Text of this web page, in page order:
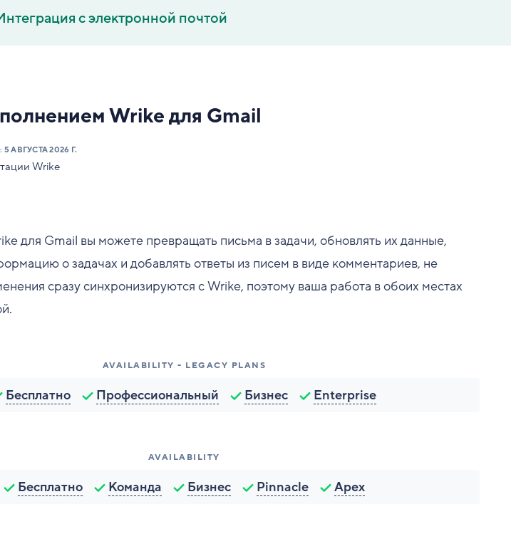
с электронной почтой
Wrike для Gmail
5 АВГУСТА 2026 Г.
Wrike
для Gmail вы можете превращать письма в задачи, обновлять их данные,
о задачах и добавлять ответы из писем в виде комментариев, не
сразу синхронизируются с Wrike, поэтому ваша работа в обоих местах
AVAILABILITY - LEGACY PLANS
Бесплатно Профессиональный Бизнес Enterprise
AVAILABILITY
Бесплатно Команда Бизнес Pinnacle Apex